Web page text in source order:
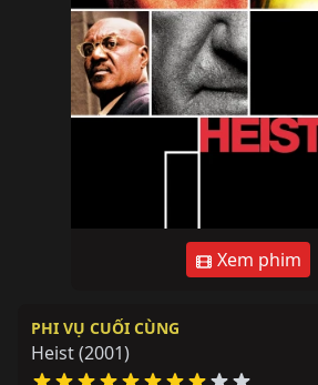
Xem phim
PHI VỤ CUỐI CÙNG
Heist(2001)